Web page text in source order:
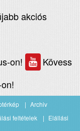
akciós
on!
Kövess
Archiv
feltételek
Elállási